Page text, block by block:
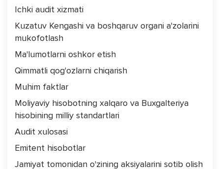
Ichki audit xizmati
Kuzatuv Kengashi va boshqaruv organi a'zolarini
mukofotlash
Ma'lumotlarni oshkor etish
Qimmatli qog'ozlarni chiqarish
Muhim faktlar
Moliyaviy hisobotning xalqaro va Buxgalteriya
hisobining milliy standartlari
Audit xulosasi
Emitent hisobotlar
Jamiyat tomonidan o'zining aksiyalarini sotib olish